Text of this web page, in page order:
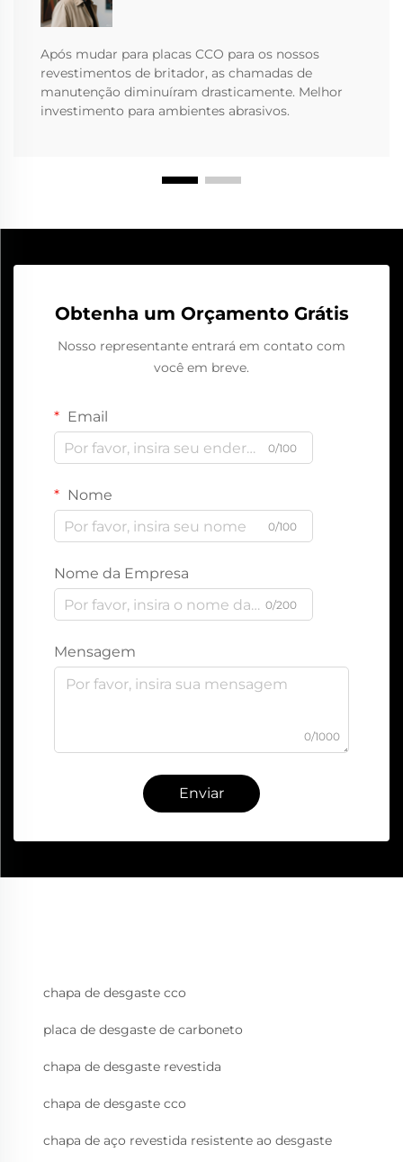
Após mudar para placas CCO para os nossos
revestimentos de britador, as chamadas de
manutenção diminuíram drasticamente. Melhor
investimento para ambientes abrasivos.
Obtenha um Orçamento Grátis
Nosso representante entrará em contato com
você em breve.
Email
0/100
Nome
0/100
Nome da Empresa
0/200
Mensagem
0/1000
Enviar
chapa de desgaste cco
placa de desgaste de carboneto
chapa de desgaste revestida
chapa de desgaste cco
chapa de aço revestida resistente ao desgaste